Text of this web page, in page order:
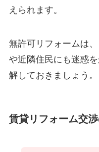
えられます。
無許可リフォームは
や近隣住民にも迷惑
解しておきましょう。
賃貸リフォーム交